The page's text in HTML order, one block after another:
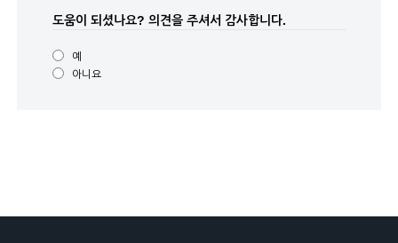
도움이 되셨나요? 의견을 주셔서 감사합니다.
예
아니요